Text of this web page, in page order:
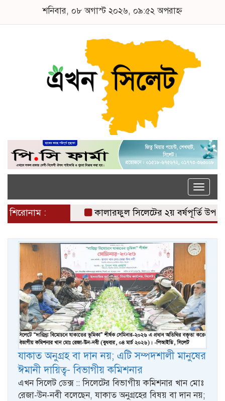
শনিবার, ০৮ অগাস্ট ২০২৬, ০৯:৫২ অপরাহ্ন
Toggle
শিরোনাম : কালারফুল সিলেটের ২য় বর্ষপূর্তি উপলক্ষে
যাকাত অনুগ্রহ বা দান নয়; এটি সম্পদশালী মানুষের
ঈমানী দায়িত্ব- বিভাগীয় কমিশনার
এখন সিলেট ডেক্স :: সিলেটের বিভাগীয় কমিশনার খান মোঃ
রেজা-উন-নবী বলেছেন, যাকাত অনুগ্রহের বিষয় বা দান নয়;